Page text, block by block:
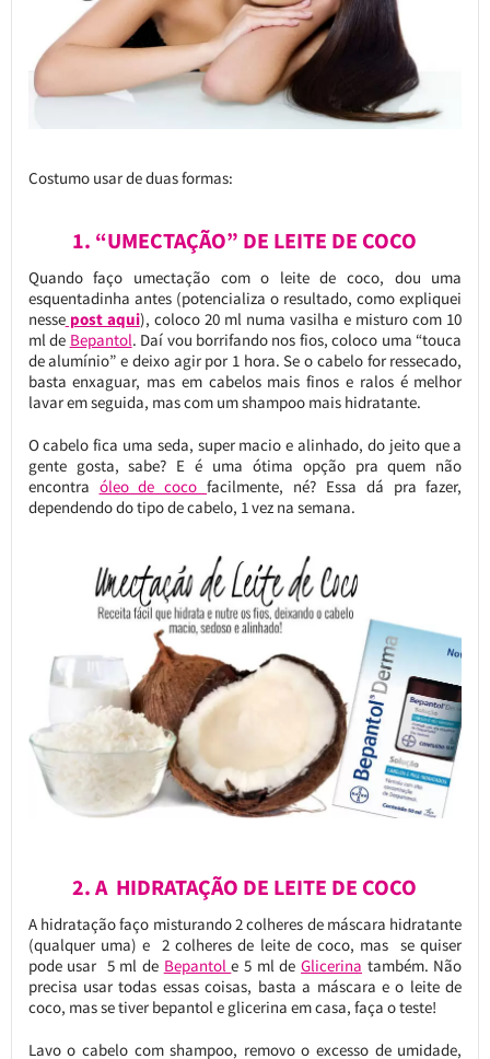
Costumo usar de duas formas:
1. “UMECTAÇÃO” DE LEITE DE COCO
Quando faço umectação com o leite de coco, dou uma
esquentadinha antes (potencializa o resultado, como expliquei
nessepost aqui), coloco 20 ml numa vasilha e misturo com 10
ml de Bepantol. Daí vou borrifando nos fios, coloco uma “touca
de alumínio” e deixo agir por 1 hora. Se o cabelo for ressecado,
basta enxaguar, mas em cabelos mais finos e ralos é melhor
lavar em seguida, mas com um shampoo mais hidratante.
O cabelo fica uma seda, super macio e alinhado, do jeito que a
gente gosta, sabe? E é uma ótima opção pra quem não
encontra óleo de cocofacilmente, né? Essa dá pra fazer,
dependendo do tipo de cabelo, 1 vez na semana.
2. A HIDRATAÇÃO DE LEITE DE COCO
A hidratação faço misturando 2 colheres de máscara hidratante
(qualquer uma) e 2 colheres de leite de coco, mas se quiser
pode usar 5 ml de Bepantole 5 ml deGlicerina também. Não
precisa usar todas essas coisas, basta a máscara e o leite de
coco, mas se tiver bepantol e glicerina em casa, faça o teste!
Lavo o cabelo com shampoo, removo o excesso de umidade,